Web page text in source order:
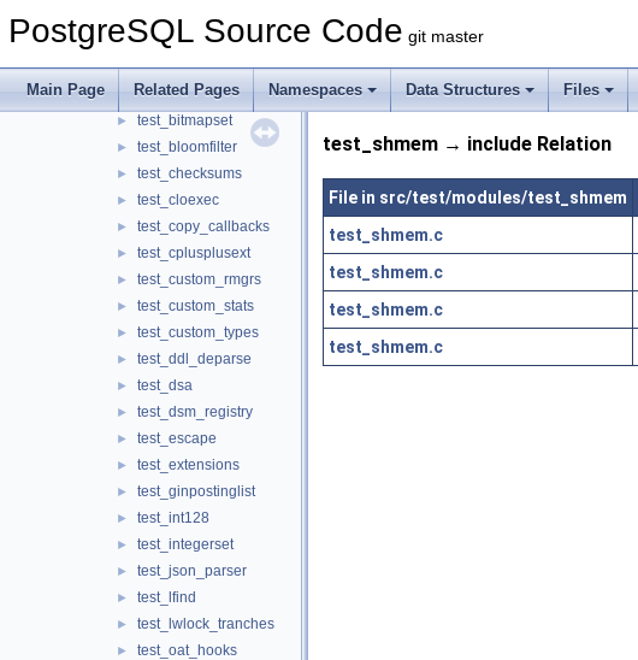
PostgreSQL Source Code git master
Main Page Related Pages Namespaces Data Structures Files
► ssl_passphrase_callback
► test_aio
test_binaryheap
► test_bitmapset
► test_bloomfilter
► test_checksums
► test_cloexec
► test_copy_callbacks
► test_cplusplusext
► test_custom_rmgrs
► test_custom_stats
► test_custom_types
► test_ddl_deparse
► test_dsa
► test_dsm_registry
► test_escape
► test_extensions
► test_ginpostinglist
► test_int128
► test_integerset
► test_json_parser
► test_lfind
► test_lwlock_tranches
► test_oat_hooks
test_shmem → include Relation
File in src/test/modules/test_shmem
test_shmem.c
test_shmem.c
test_shmem.c
test_shmem.c